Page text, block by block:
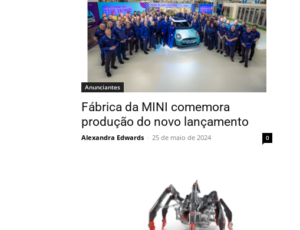
Anunciantes
Fábrica da MINI comemora
produção do novo lançamento
Alexandra Edwards - 25 de maio de 2024 0